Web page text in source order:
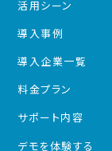
活用シーン
導入事例
導入企業一覧
料金プラン
サポート内容
デモを体験する